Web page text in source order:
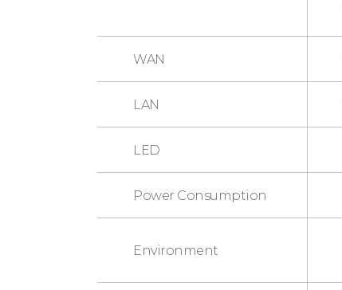
WAN
LAN
LED
Power Consumption
Environment